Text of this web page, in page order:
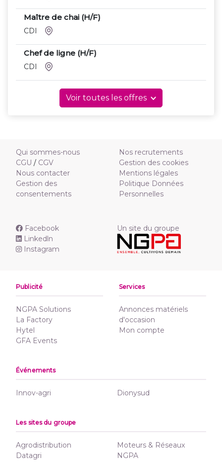
Maître de chai (H/F)
CDI
Chef de ligne (H/F)
CDI
Voir toutes les offres
Qui sommes-nous
CGU / CGV
Nous contacter
Gestion des
consentements
Nos recrutements
Gestion des cookies
Mentions légales
Politique Données
Personnelles
Facebook
Linkedln
Instagram
Un site du groupe
Publicité
NGPA Solutions
La Factory
Hytel
GFA Events
Services
Annonces matériels
d'occasion
Mon compte
Événements
Innov-agri Dionysud
Les sites du groupe
Agrodistribution
Datagri
Moteurs & Réseaux
NGPA